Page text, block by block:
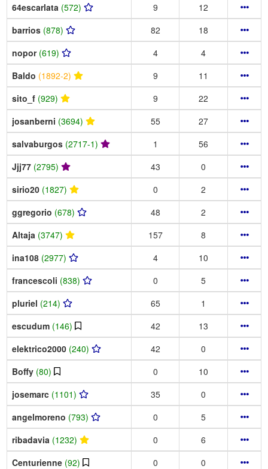
64escarlata (572) 9
12
barrios (878) 82
18
nopor (619) 4
4
Baldo (1892-2) 9
11
sito_f (929) 9
22
josanberni (3694) 55
27
salvaburgos (2717-1) 1
56
Jjj77 (2795) 43
0
sirio20 (1827) 0
2
ggregorio (678) 48
2
Altaja (3747) 157
8
ina108 (2977) 4
10
francescoli (838) 0
5
pluriel (214) 65
1
escudum (146) 42
13
elektrico2000 (240) 42
0
Boffy (80) 0
10
josemarc (1101) 35
0
angelmoreno (793) 0
5
ribadavia (1232) 0
6
Centurienne (92) 0
0